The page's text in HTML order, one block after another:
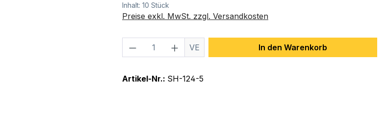
Inhalt: 10 Stück
Preise exkl. MwSt. zzgl. Versandkosten
Produkt Anzahl: Gib den gewünschten Wert
VE In den Warenkorb
Artikel-Nr.: SH-124-5